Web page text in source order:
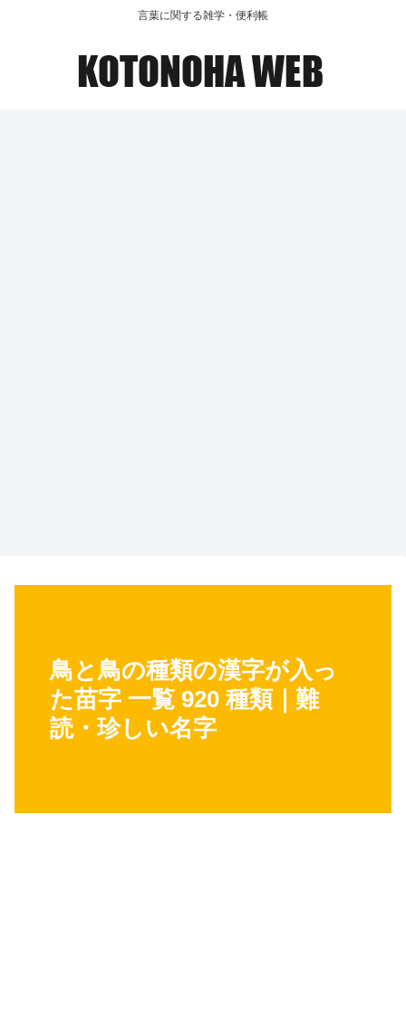
言葉に関する雑学・便利帳
鳥と鳥の種類の漢字が入っ
た苗字 一覧 920 種類｜難
読・珍しい名字